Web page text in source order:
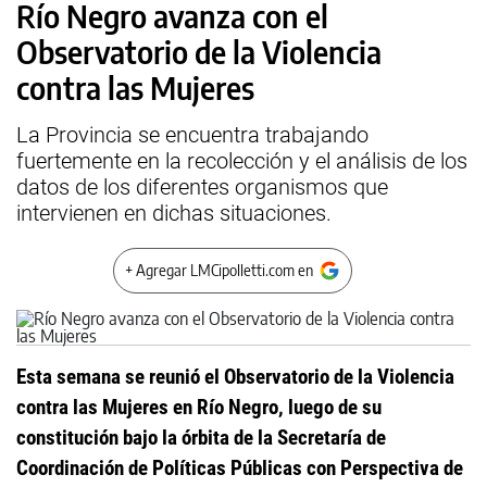
Río Negro avanza con el
Observatorio de la Violencia
contra las Mujeres
La Provincia se encuentra trabajando
fuertemente en la recolección y el análisis de los
datos de los diferentes organismos que
intervienen en dichas situaciones.
+ Agregar LMCipolletti.com en
Esta semana se reunió el Observatorio de la Violencia
contra las Mujeres en Río Negro, luego de su
constitución bajo la órbita de la Secretaría de
Coordinación de Políticas Públicas con Perspectiva de